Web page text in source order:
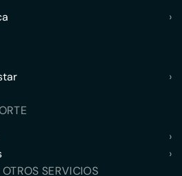
›
›
›
›
SERVICIOS